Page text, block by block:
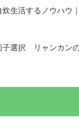
生活するノウハウ
子選択 リャンカン